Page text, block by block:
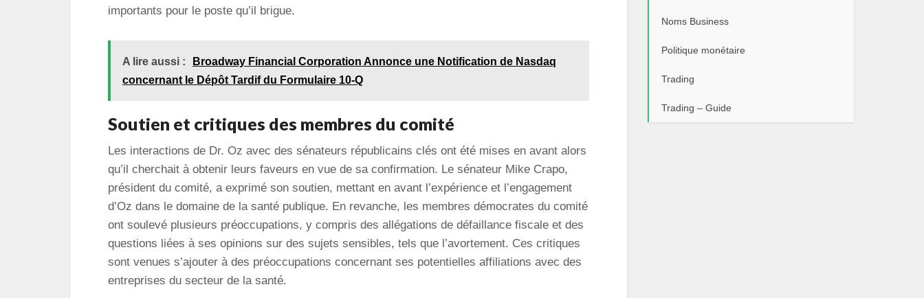
importants pour le poste qu’il brigue.
A lire aussi :
Broadway Financial Corporation Annonce une Notification de Nasdaq
concernant le Dépôt Tardif du Formulaire 10-Q
Soutien et critiques des membres du comité
Les interactions de Dr. Oz avec des sénateurs républicains clés ont été mises en avant alors
qu’il cherchait à obtenir leurs faveurs en vue de sa confirmation. Le sénateur Mike Crapo,
président du comité, a exprimé son soutien, mettant en avant l’expérience et l’engagement
d’Oz dans le domaine de la santé publique. En revanche, les membres démocrates du comité
ont soulevé plusieurs préoccupations, y compris des allégations de défaillance fiscale et des
questions liées à ses opinions sur des sujets sensibles, tels que l’avortement. Ces critiques
sont venues s’ajouter à des préoccupations concernant ses potentielles affiliations avec des
entreprises du secteur de la santé.
Noms Business
Politique monétaire
Trading
Trading – Guide